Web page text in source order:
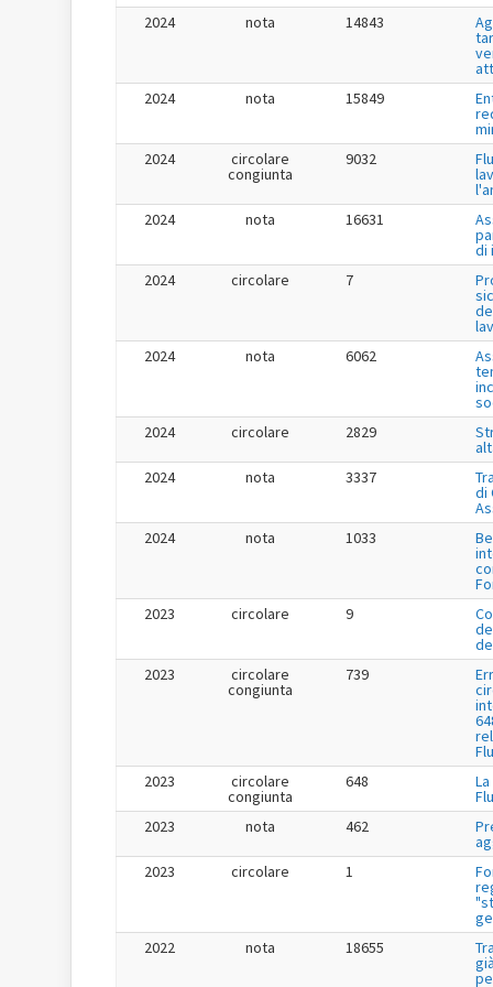
2024
nota 14843
2024
nota 15849
2024
circolare
congiunta
9032
2024
nota 16631
di
2024
circolare 7
2024
nota 6062
2024
circolare 2829
2024
nota 3337
di
2024
nota 1033
2023
circolare 9
2023
circolare
congiunta
739
2023
circolare
congiunta
648
2023
nota 462
2023
circolare 1
2022
nota 18655